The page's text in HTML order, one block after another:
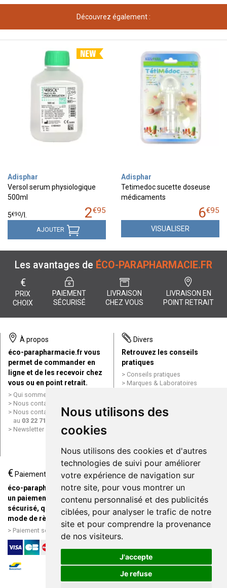
Nous utilisons des
cookies
Nous utilisons des cookies et d'autres
technologies de suivi pour améliorer
votre expérience de navigation sur
notre site, pour vous montrer un
contenu personnalisé et des publicités
ciblées, pour analyser le trafic de notre
site et pour comprendre la provenance
de nos visiteurs.
J'accepte
Je refuse
Découvrez également :
Adisphar
Versol serum physiologique
500ml
2€95
5€90/
AJOUTER
Adisphar
Tetimedoc sucette doseuse
médicaments
6€95
VISUALISER
Les avantages de ÉCO-PARAPHARMACIE.FR
€
PRIX
CHOIX
PAIEMENT
SÉCURISÉ
LIVRAISON
CHEZ VOUS
LIVRAISON EN
POINT RETRAIT
À propos
éco-parapharmacie.fr vous
permet de commander en
ligne et de les recevoir chez
vous ou en point retrait.
Qui sommes nous ?
Nous contacter par e-mail
Nous contacter par téléphone
au 03 22 71 64 10
Newsletter
Divers
Retrouvez les conseils
pratiques
Conseils pratiques
Marques & Laboratoires
Mentions légales
Données personnelles
ligne
€ Paiement
éco-parapharmacie.fr offre
un paiement entièrement
sécurisé, quel que soit le
mode de règlement
Paiement sécurisé et simple
Livraison / Point retrait
Commandez en ligne et
recevez votre commande
rapidement chez vous ou en
point retrait
Livraison chez vous ou en